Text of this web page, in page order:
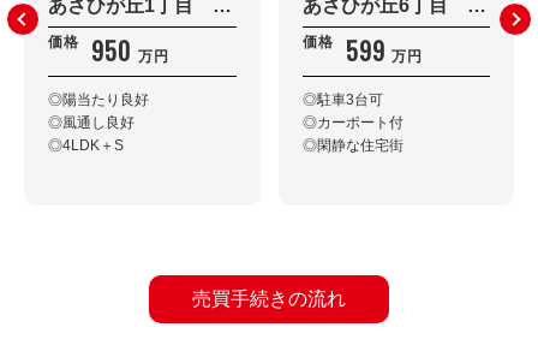
あさひが丘1丁目 戸建住宅
価格 950 万円
◎陽当たり良好
◎風通し良好
◎4LDK＋S
あさひが丘6丁目 戸建住宅
価格 599 万円
◎駐車3台可
◎カーポート付
◎閑静な住宅街
売買手続きの流れ